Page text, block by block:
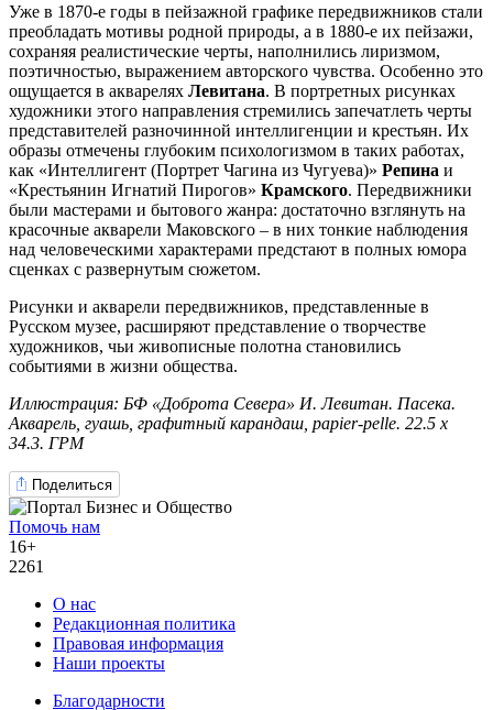
Уже в 1870-е годы в пейзажной графике передвижников стали
преобладать мотивы родной природы, а в 1880-е их пейзажи,
сохраняя реалистические черты, наполнились лиризмом,
поэтичностью, выражением авторского чувства. Особенно это
ощущается в акварелях Левитана. В портретных рисунках
художники этого направления стремились запечатлеть черты
представителей разночинной интеллигенции и крестьян. Их
образы отмечены глубоким психологизмом в таких работах,
как «Интеллигент (Портрет Чагина из Чугуева)» Репина и
«Крестьянин Игнатий Пирогов» Крамского. Передвижники
были мастерами и бытового жанра: достаточно взглянуть на
красочные акварели Маковского – в них тонкие наблюдения
над человеческими характерами предстают в полных юмора
сценках с развернутым сюжетом.
Рисунки и акварели передвижников, представленные в
Русском музее, расширяют представление о творчестве
художников, чьи живописные полотна становились
событиями в жизни общества.
Иллюстрация: БФ «Доброта Севера» И. Левитан. Пасека.
Акварель, гуашь, графитный карандаш, papier-pelle. 22.5 х
34.3. ГРМ
Поделиться
Помочь нам
16+
2261
О нас
Редакционная политика
Правовая информация
Наши проекты
Благодарности